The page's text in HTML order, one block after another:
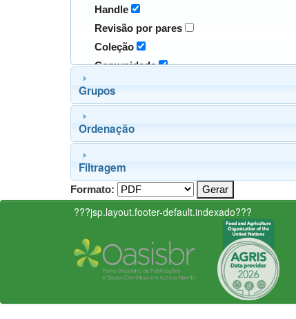
Handle
Revisão por pares
Coleção
Comunidade
Grupos
Ordenação
Filtragem
Formato:
???jsp.layout.footer-default.indexado???